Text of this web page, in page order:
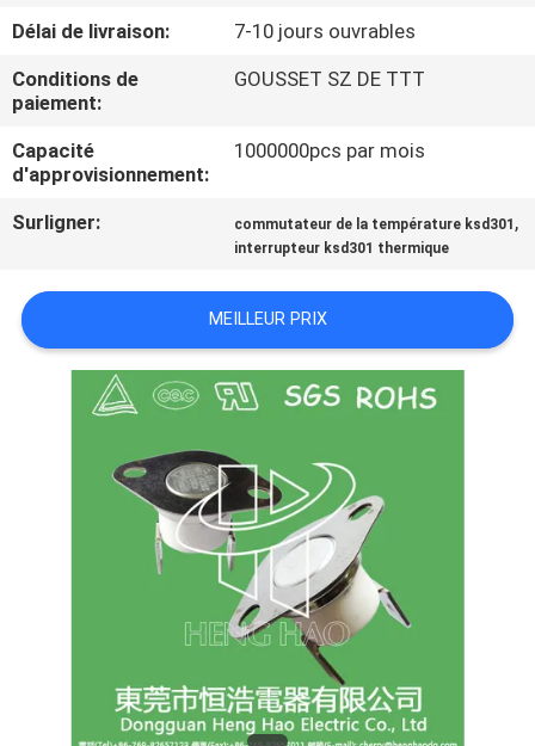
CONTRÔLE
DE
LA
QUALITÉ
CONTACT
NOUVELLES
TOUS
PRIVACY
Délai de livraison:
7-10 jours ouvrables
Conditions de
paiement:
GOUSSET SZ DE TTT
Capacité
d'approvisionnement:
1000000pcs par mois
Surligner: commutateur de la température ksd301 ,
interrupteur ksd301 thermique
MEILLEUR PRIX